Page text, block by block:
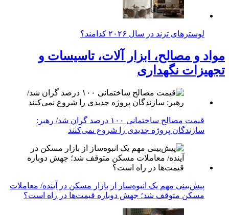
لوسترهای ترند در سال ۲۰۲۶ کدامند؟
مواد و مصالح، ابزار آلات، تاسیسات و
تجهیزات نگهداری
قیمت مصالح ساختمانی ۱۰۰ درصد گران شد/ رهبر:
سازندگان پروژه جدیدی را شروع نمی‌کنند
پیش‌بینی مهم یک انبوه‌ساز از بازار مسکن در آینده/ معاملات
مسکن متوقف شد؛ جهش دوباره قیمت‌ها در راه است؟